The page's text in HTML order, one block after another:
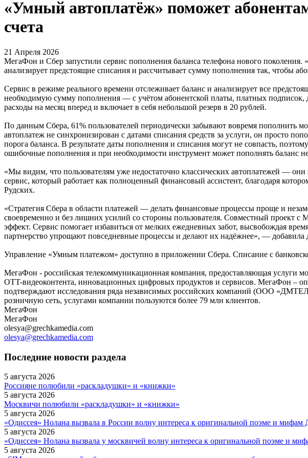
«Умный автоплатёж» поможет
счета
21 Апреля 2026
МегаФон и Сбер запустили сервис пополнения баланса телефона нового
анализирует предстоящие списания и рассчитывает сумму пополнения так, чтобы
Сервис в режиме реального времени отслеживает баланс и анализирует все
необходимую сумму пополнения — с учётом абонентской платы, платных
расходы на месяц вперед и включает в себя небольшой резерв в 20 рублей.
По данным Сбера, 61% пользователей периодически забывают вовремя пополнить
автоплатеж не синхронизирован с датами списания средств за услуги, он просто
порога баланса. В результате даты пополнения и списания могут не совпасть,
ошибочные пополнения и при необходимости инструмент может пополнять баланс
«Мы видим, что пользователям уже недостаточно классических автоплатежей —
сервис, который работает как полноценный финансовый ассистент, благодаря
Рудских.
«Стратегия Сбера в области платежей — делать финансовые процессы проще и
своевременно и без лишних усилий со стороны пользователя. Совместный проект
эффект. Сервис помогает избавиться от мелких ежедневных забот, высвобождая
партнерство упрощают повседневные процессы и делают их надёжнее», —
Управление «Умным платежом» доступно в приложении Сбера. Списание с
МегаФон - российская телекоммуникационная компания, предоставляющая услуги
OTT-видеоконтента, инновационных цифровых продуктов и сервисов. МегаФон –
подтверждают исследования ряда независимых российских компаний (ООО
розничную сеть, услугами компании пользуются более 79 млн клиентов.
МегаФон
МегаФон
olesya@grechkamedia.com
olesya@grechkamedia.com
Последние новости раздела
5 августа 2026
Россияне полюбили «раскладушки» и «книжки»
5 августа 2026
Москвичи полюбили «раскладушки» и «книжки»
5 августа 2026
«Одиссея» Нолана вызвала в России волну интереса к оригинальной поэме и мифам
5 августа 2026
«Одиссея» Нолана вызвала у москвичей волну интереса к оригинальной поэме и
5 августа 2026